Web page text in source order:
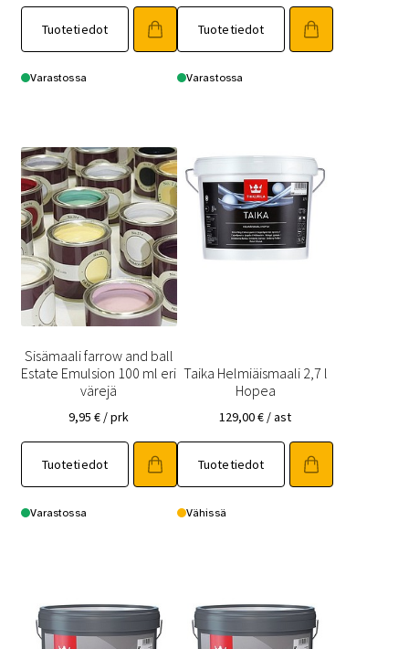
Tuotetiedot
Varastossa
Tuotetiedot
Varastossa
Sisämaali farrow and ball
Estate Emulsion 100 ml eri
värejä
9,95€ / prk
Tuotetiedot
Varastossa
Taika Helmiäismaali 2,7 l
Hopea
129,00€ / ast
Tuotetiedot
Vähissä